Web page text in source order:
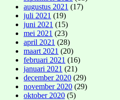
augustus 2021 (17)
juli 2021 (19)
juni 2021 (15)
mei 2021 (23)
april 2021 (28)
maart 2021 (20)
februari 2021 (16)
januari 2021 (21)
december 2020 (29)
november 2020 (29)
oktober 2020 (5)